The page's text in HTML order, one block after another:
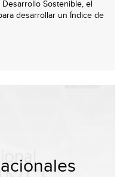
Sostenible, el
desarrollar un Índice de